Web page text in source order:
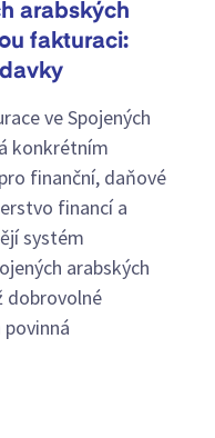
arabských
fakturaci:
ve Spojených
konkrétním
finanční, daňové
financí a
systém
arabských
dobrovolné
povinná